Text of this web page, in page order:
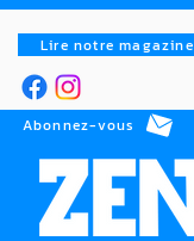
Lire notre magazine
Abonnez-vous